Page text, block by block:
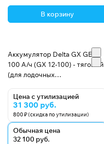
В корзину
Аккумулятор Delta GX GEL -
100 А/ч (GX 12-100) - тяговый
(для лодочных
Цена с утилизацией
31 300 руб.
800 ₽ (скидка по утилизации)
Обычная цена
32 100 руб.